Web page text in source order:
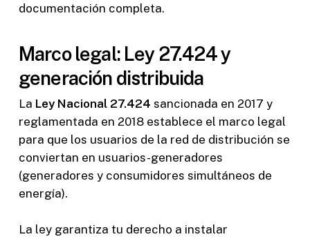
documentación completa.
Marco legal: Ley 27.424 y
generación distribuida
La Ley Nacional 27.424 sancionada en 2017 y
reglamentada en 2018 establece el marco legal
para que los usuarios de la red de distribución se
conviertan en usuarios-generadores
(generadores y consumidores simultáneos de
energía).
La ley garantiza tu derecho a instalar